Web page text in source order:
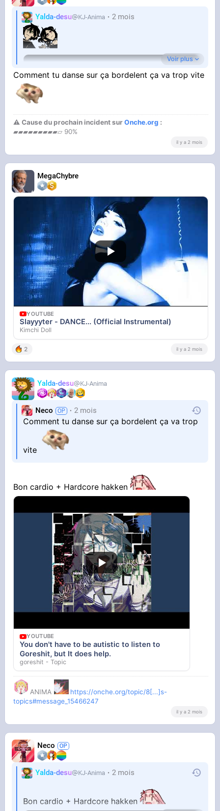
Yalda-desu KJ-Anima 2 mois
YOUTUBE
I Love You More Each Time You Die
goreshit - Topic
Voir plus
Comment tu danse sur ça bordelent ça va trop vite
⚠ Cause du prochain incident surOnche.org :
▰▰▰▰▰▰▰▰▰▱ 90%
il y a 2 mois
MegaChybre
YOUTUBE
Slayyyter - DANCE... (Official Instrumental)
Kimchi Doll
2 il y a 2 mois
Yalda-desu KJ-Anima
Neco 2 mois
Comment tu danse sur ça bordelent ça va trop
vite
Bon cardio + Hardcore hakken
YOUTUBE
You don't have to be autistic to listen to
Goreshit, but It does help.
goreshit - Topic
ANIMA
https://onche.org/topic/8[...]s-
topics#message_15466247
il y a 2 mois
Neco
Yalda-desu KJ-Anima 2 mois
Bon cardio + Hardcore hakken